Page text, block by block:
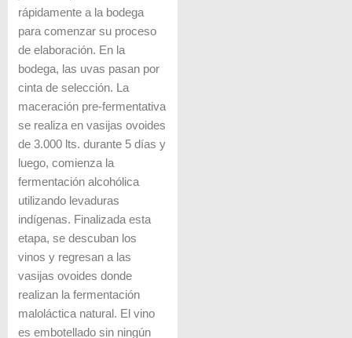
rápidamente a la bodega
para comenzar su proceso
de elaboración. En la
bodega, las uvas pasan por
cinta de selección. La
maceración pre-fermentativa
se realiza en vasijas ovoides
de 3.000 lts. durante 5 días y
luego, comienza la
fermentación alcohólica
utilizando levaduras
indígenas. Finalizada esta
etapa, se descuban los
vinos y regresan a las
vasijas ovoides donde
realizan la fermentación
maloláctica natural. El vino
es embotellado sin ningún